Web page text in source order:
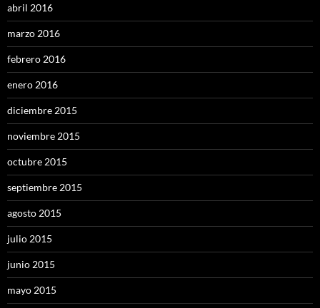
abril 2016
marzo 2016
febrero 2016
enero 2016
diciembre 2015
noviembre 2015
octubre 2015
septiembre 2015
agosto 2015
julio 2015
junio 2015
mayo 2015